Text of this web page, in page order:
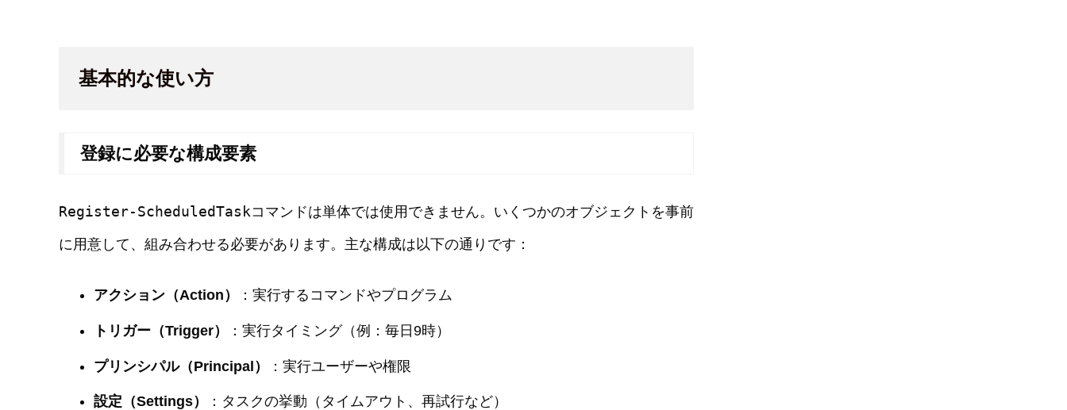
基本的な使い方
登録に必要な構成要素
Register-ScheduledTaskコマンドは単体では使用できません。いくつかのオブジェクトを事前
に用意して、組み合わせる必要があります。主な構成は以下の通りです：
アクション（Action） ：実行するコマンドやプログラム
トリガー（Trigger） ：実行タイミング（例：毎日9時）
プリンシパル（Principal） ：実行ユーザーや権限
設定（Settings） ：タスクの挙動（タイムアウト、再試行など）